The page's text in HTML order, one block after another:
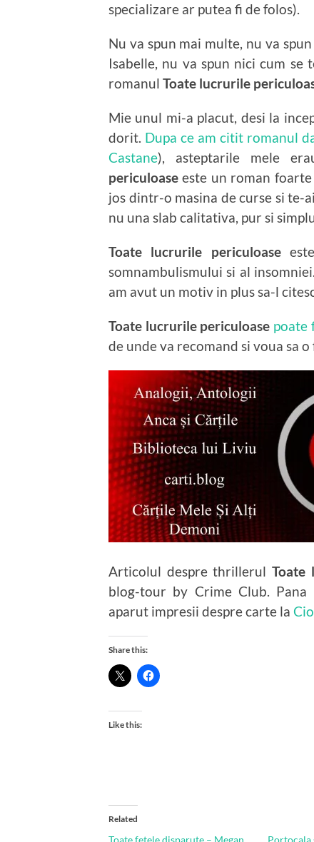
specializare ar putea fi de folos).
Nu va spun mai multe, nu va
Isabelle, nu va spun nici cum
romanul Toate lucrurile
Mie unul mi-a placut, desi la
dorit. Dupa ce am citit romanul
Castane), asteptarile mele
periculoase este un roman foarte
jos dintr-o masina de curse si
nu una slab calitativa, pur si
Toate lucrurile periculoase
somnambulismului si al
am avut un motiv in plus sa-l
Toate lucrurile periculoase poate
de unde va recomand si voua sa o
Articolul despre thrillerul Toate
blog-tour by Crime Club.
aparut impresii despre carte la
Share this:
Like this:
Related
Toate fetele disparute – Megan Portocala